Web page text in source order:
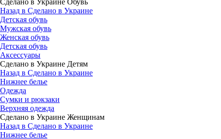
Сделано в Украине Обувь
Назад в Сделано в Украине
Детская обувь
Мужская обувь
Женская обувь
Детская обувь
Аксессуары
Сделано в Украине Детям
Назад в Сделано в Украине
Нижнее белье
Одежда
Сумки и рюкзаки
Верхняя одежда
Сделано в Украине Женщинам
Назад в Сделано в Украине
Нижнее белье